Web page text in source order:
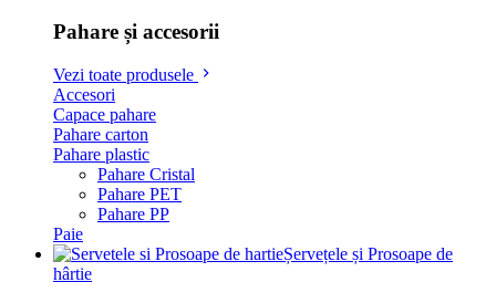
Pahare și accesorii
Vezi toate produsele
Accesori
Capace pahare
Pahare carton
Pahare plastic
Pahare Cristal
Pahare PET
Pahare PP
Paie
Șervețele și Prosoape de
hârtie